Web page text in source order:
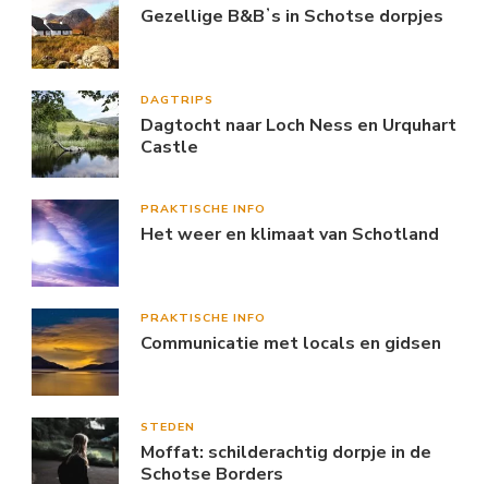
Gezellige B&Bʼs in Schotse dorpjes
DAGTRIPS
Dagtocht naar Loch Ness en Urquhart
Castle
PRAKTISCHE INFO
Het weer en klimaat van Schotland
PRAKTISCHE INFO
Communicatie met locals en gidsen
STEDEN
Moffat: schilderachtig dorpje in de
Schotse Borders